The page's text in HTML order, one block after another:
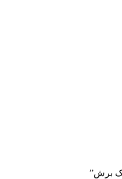
برش”